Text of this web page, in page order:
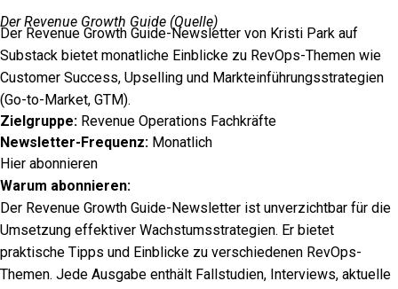
Der Revenue Growth Guide (Quelle)
Der Revenue Growth Guide-Newsletter von Kristi Park auf
Substack bietet monatliche Einblicke zu RevOps-Themen wie
Customer Success, Upselling und Markteinführungsstrategien
(Go-to-Market, GTM).
Zielgruppe: Revenue Operations Fachkräfte
Newsletter-Frequenz: Monatlich
Hier abonnieren
Warum abonnieren:
Der Revenue Growth Guide-Newsletter ist unverzichtbar für die
Umsetzung effektiver Wachstumsstrategien. Er bietet
praktische Tipps und Einblicke zu verschiedenen RevOps-
Themen. Jede Ausgabe enthält Fallstudien, Interviews, aktuelle